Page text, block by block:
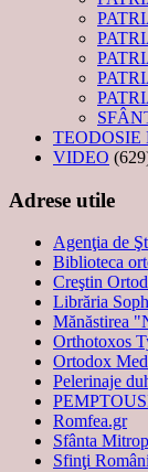
TEODOSIE
VIDEO
Adrese utile
Agenţia de
Biblioteca
Creştin
Librăria
Mănăstirea
Orthotoxos
Ortodox
Pelerinaje
Romfea.gr
Sfânta
Sfinţi Români